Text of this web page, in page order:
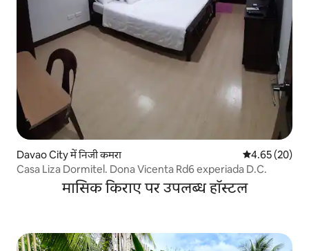
Davao City में निजी कमरा औसत रेटिंग 5 में
4.65 (20)
Casa Liza Dormitel. Dona Vicenta Rd6 experiada D.C.
मासिक किराए पर उपलब्ध हॉस्टल